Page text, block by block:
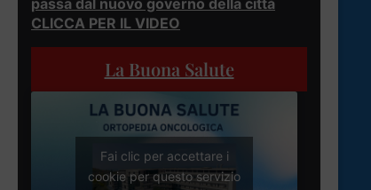
CLICCA PER IL VIDEO
La Buona Salute
Fai clic per accettare i
cookie per questo servizio